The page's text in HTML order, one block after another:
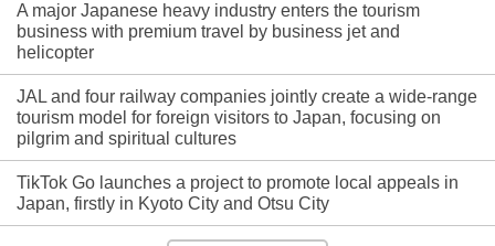
A major Japanese heavy industry enters the tourism
business with premium travel by business jet and
helicopter
JAL and four railway companies jointly create a wide-range
tourism model for foreign visitors to Japan, focusing on
pilgrim and spiritual cultures
TikTok Go launches a project to promote local appeals in
Japan, firstly in Kyoto City and Otsu City